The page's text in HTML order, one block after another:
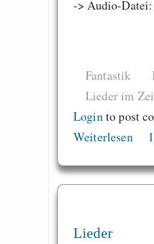
-> Audio-Datei:
Fantastik
Lieder im
Loginto post
Weiterlesen
Lieder